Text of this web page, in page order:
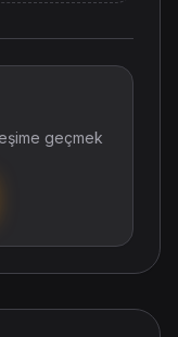
geçmek